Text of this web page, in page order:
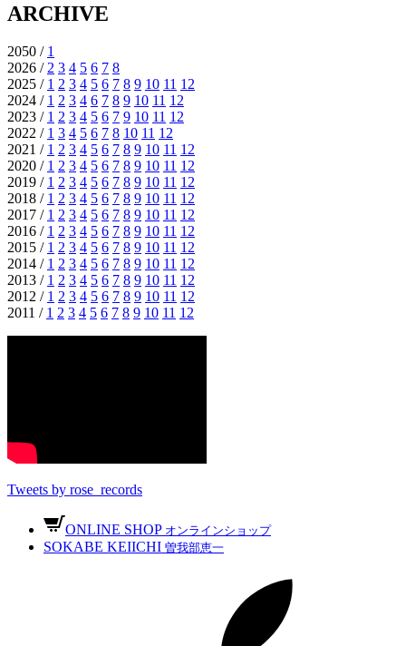
ARCHIVE
2050 / 1
2026 /2 3 4 5 6 7 8
2025 / 1 2 3 4 5 6 7 8 9 10 11 12
2024 / 1 2 3 4 6 7 8 9 10 11 12
2023 / 1 2 3 4 5 6 7 9 10 11 12
2022 / 1 3 4 5 6 7 8 10 11 12
2021 / 1 2 3 4 5 6 7 8 9 10 11 12
2020 / 1 2 3 4 5 6 7 8 9 10 11 12
2019 / 1 2 3 4 5 6 7 8 9 10 11 12
2018 / 1 2 3 4 5 6 7 8 9 10 11 12
2017 / 1 2 3 4 5 6 7 8 9 10 11 12
2016 / 1 2 3 4 5 6 7 8 9 10 11 12
2015 / 1 2 3 4 5 6 7 8 9 10 11 12
2014 / 1 2 3 4 5 6 7 8 9 10 11 12
2013 / 1 2 3 4 5 6 7 8 9 10 11 12
2012 / 1 2 3 4 5 6 7 8 9 10 11 12
2011 / 1 2 3 4 5 6 7 8 9 10 11 12
Tweets by rose_records
ONLINE SHOP オンラインショップ
SOKABE KEIICHI 曽我部恵一